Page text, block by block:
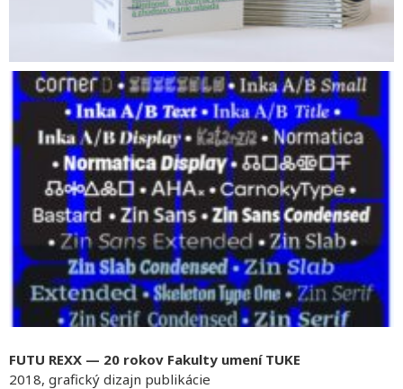
FUTU REXX — 20 rokov Fakulty umení TUKE
2018, grafický dizajn publikácie